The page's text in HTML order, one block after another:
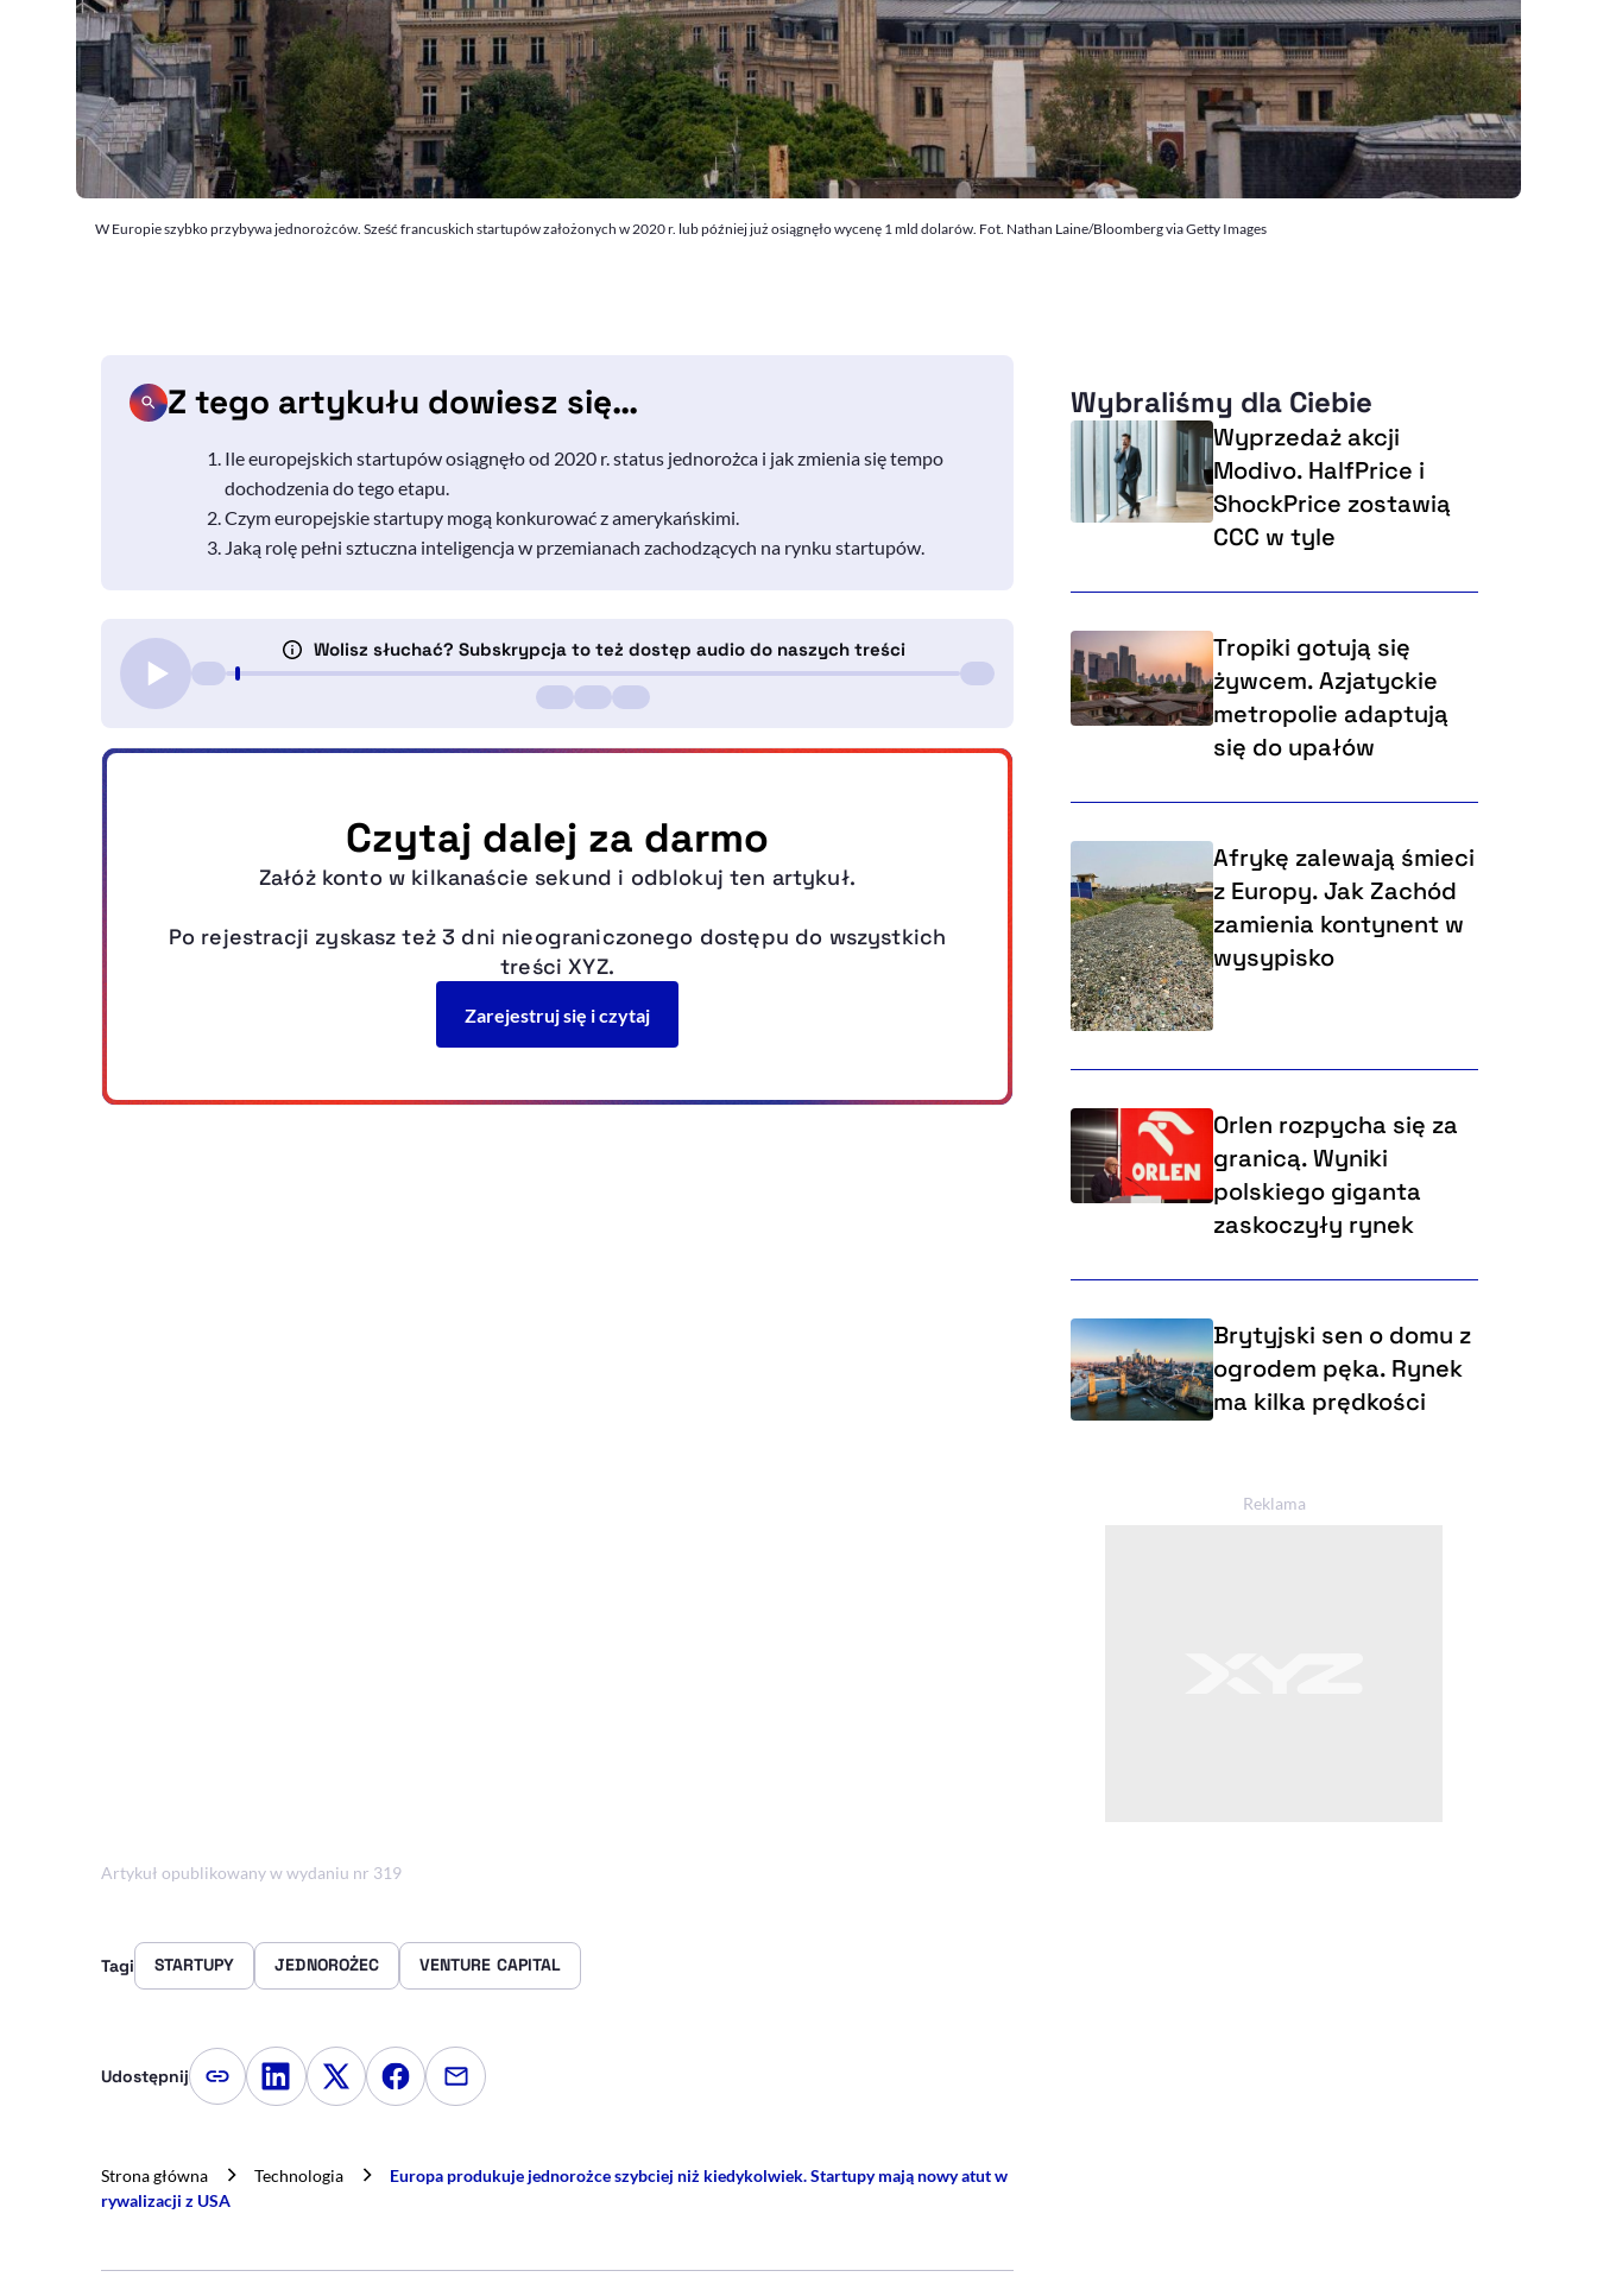
W Europie szybko przybywa jednorożców. Sześć francuskich startupów założonych w 2020 r. lub później już osiągnęło wycenę 1 mld dolarów. Fot. Nathan Laine/Bloomberg via Getty Images
Z tego artykułu dowiesz się…
Ile europejskich startupów osiągnęło od 2020 r. status jednorożca i jak zmienia się tempo
dochodzenia do tego etapu.
Czym europejskie startupy mogą konkurować z amerykańskimi.
Jaką rolę pełni sztuczna inteligencja w przemianach zachodzących na rynku startupów.
Wybraliśmy dla Ciebie
Wyprzedaż akcji
Modivo. HalfPrice i
ShockPrice zostawią
CCC w tyle
Tropiki gotują się
żywcem. Azjatyckie
metropolie adaptują
się do upałów
Afrykę zalewają śmieci
z Europy. Jak Zachód
zamienia kontynent w
wysypisko
Orlen rozpycha się za
granicą. Wyniki
polskiego giganta
zaskoczyły rynek
Brytyjski sen o domu z
ogrodem pęka. Rynek
ma kilka prędkości
Artykuł opublikowany w wydaniu nr 319
Tagi STARTUPY JEDNOROŻEC VENTURE CAPITAL
Udostępnij Kopiuj link artykułu
Udostępnij na LinkedIn
Udostępnij na Twitterze
Udostępnij na Facebooku
Udostępnij przez e-mail
Strona główna Technologia
Europa produkuje jednorożce szybciej niż kiedykolwiek. Startupy mają nowy atut w
rywalizacji z USA